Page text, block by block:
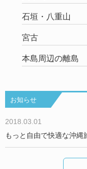
石垣・八重山
宮古
本島周辺の離島
お知らせ
2018.03.01
もっと自由で快適な沖縄